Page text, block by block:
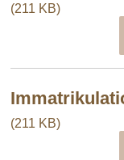
(211 KB)
(211 KB)